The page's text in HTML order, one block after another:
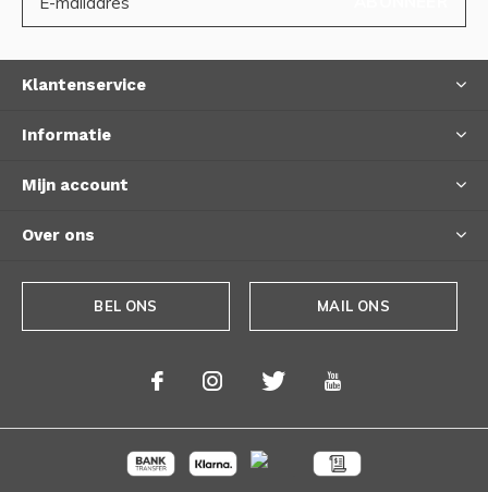
Klantenservice
Informatie
Mijn account
Over ons
BEL ONS MAIL ONS